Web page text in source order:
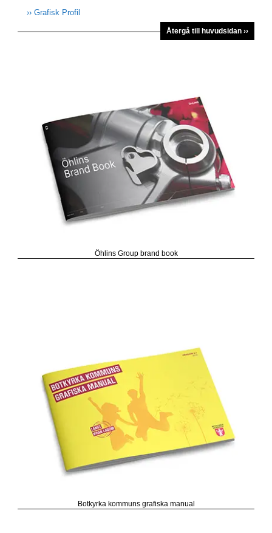
›› Grafisk Profil
Återgå till huvudsidan ››
Öhlins Group brand book
Botkyrka kommuns grafiska manual